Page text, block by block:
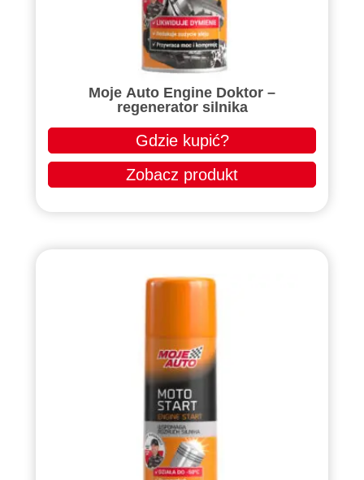
Moje Auto Engine Doktor –
regenerator silnika
Gdzie kupić?
Zobacz produkt